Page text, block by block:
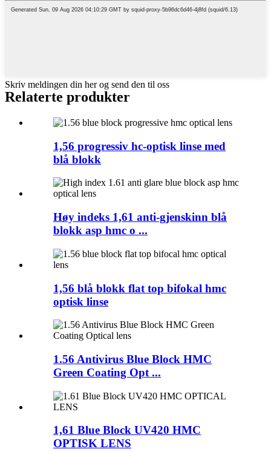
Skriv meldingen din her og send den til oss
Relaterte produkter
1,56 progressiv hc-optisk linse med
blå blokk
Høy indeks 1,61 anti-gjenskinn blå
blokk asp hmc o ...
1,56 blå blokk flat top bifokal hmc
optisk linse
1.56 Antivirus Blue Block HMC
Green Coating Opt ...
1,61 Blue Block UV420 HMC
OPTISK LENS